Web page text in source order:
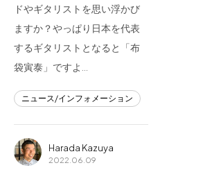
熊本店
Arv
ドやギタリストを思い浮かび
ますか？やっぱり日本を代表
するギタリストとなると「布
袋寅泰」ですよ…
ニュース/インフォメーション
Harada Kazuya
2022.06.09